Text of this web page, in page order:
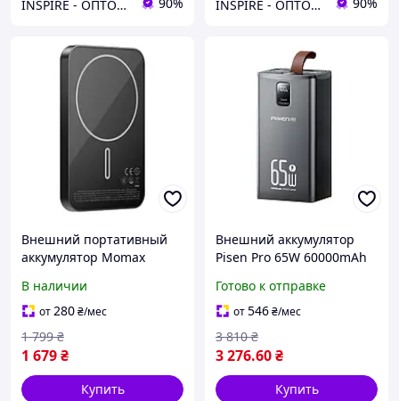
INSPIRE - ОПТОВІ ПРОДАЖІ ТА БЕЗГОТІВКА ДЛЯ БІЗНЕСУ INSPIRE - ОПТОВІ ПРОДАЖІ ТА БЕЗГОТІВКА ДЛЯ БІЗНЕСУ
Внешний портативный
аккумулятор Momax
(IP129Q2D)
В наличии
от280₴/мес
1 679₴
1 799 ₴
Купить
Внешний аккумулятор
Pisen Pro 65W 60000mAh
КликМаркет
Готово к отправке
от546₴/мес
3 276.60₴
3 810 ₴
Купить